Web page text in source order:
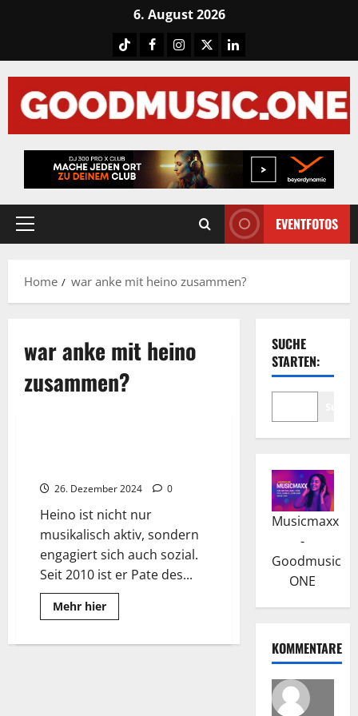
6. August 2026
TiktokFacebook
Instagram
X LinkedIN
Primary
EVENTFOTOS
Home war anke mit heino zusammen?
war anke mit heino
zusammen?
26. Dezember 2024 0
Heino ist nicht nur
musikalisch aktiv, sondern
engagiert sich auch sozial.
Seit 2010 ist er Pate des...
Mehr hierRead
more
Neuere
SUCHE
STARTEN:
Musicmaxx
-
Goodmusic
ONE
KOMMENTARE